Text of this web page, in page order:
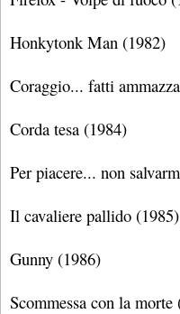
Honkytonk Man (1982)
Coraggio... fatti
Corda tesa (1984)
Per piacere... non
Il cavaliere pallido (1985)
Gunny (1986)
Scommessa con la morte